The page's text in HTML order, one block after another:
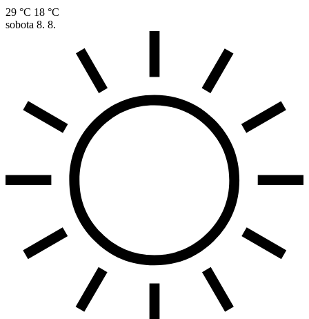
29 °C 18 °C
sobota 8. 8.